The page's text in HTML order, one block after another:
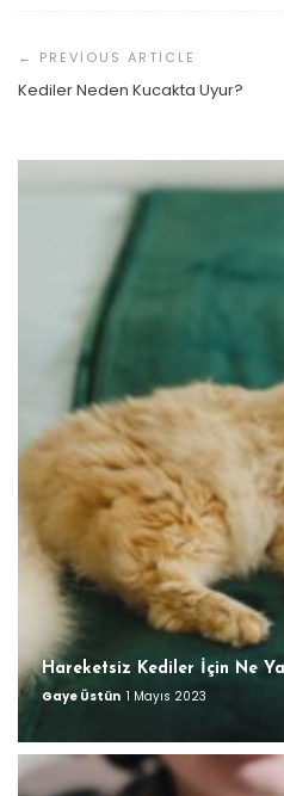
Dolaşımı
Kediler Neden Kucakta Uyur?
Hareketsiz Kediler İçin Ne
Gaye Üstün 1 Mayıs 2023